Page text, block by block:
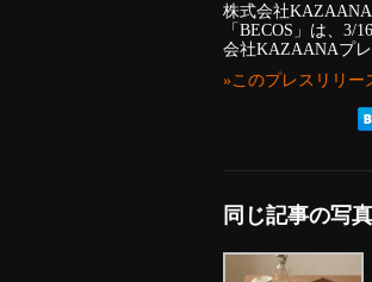
株式会社
「BECOS」は、
会社KAZAANAプレ
»このプレスリリー
同じ記事の写真